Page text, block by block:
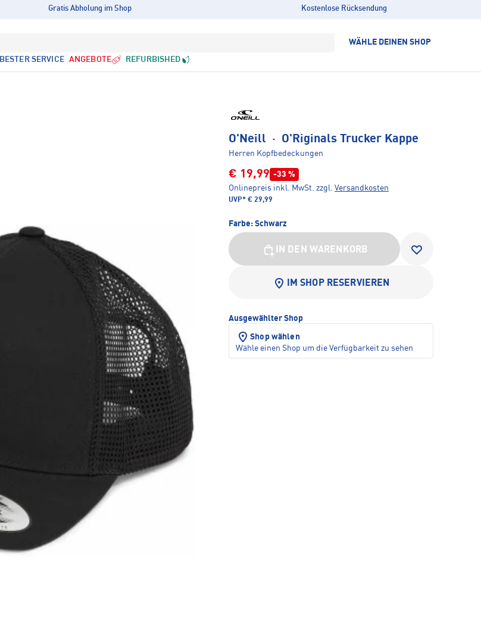
Gratis Abholung im Shop Kostenlose Rücksendung
WÄHLE DEINEN SHOP
BESTER SERVICE ANGEBOTE REFURBISHED
O'Neill · O'Riginals Trucker Kappe
Herren Kopfbedeckungen
€ 19,99 -33 %
Onlinepreis inkl. MwSt.
zzgl. Versandkosten
UVP* € 29,99
Farbe: Schwarz
IN DEN WARENKORB
IM SHOP RESERVIEREN
Ausgewählter Shop
Shop wählen
Wähle einen Shop um die Verfügbarkeit zu sehen